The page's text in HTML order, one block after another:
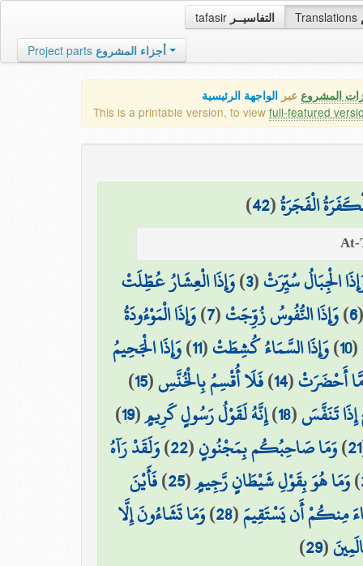
tafasir التفاسيــر Translations
Project parts أجزاء المشروع
المشروع عبر الواجهة الرئيسية
This is a printable version, to view full-featured
الْفَجَرَةُ(
42
)
الْجِبَالُ سُيِّرَتْ(
3
)وَإِذَا الْعِشَارُ عُطِّلَتْ
6
)وَإِذَا النُّفُوسُ زُوِّجَتْ(
7
)وَإِذَا الْمَوْءُودَةُ
(
10
)وَإِذَا السَّمَاءُ كُشِطَتْ(
11
)وَإِذَا الْجَحِيمُ
أَحْضَرَتْ(
14
)فَلَا أُقْسِمُ بِالْخُنَّسِ(
15
)
تَنَفَّسَ(
18
)إِنَّهُ لَقَوْلُ رَسُولٍ كَرِيمٍ(
19
)
21
)وَمَا صَاحِبُكُم بِمَجْنُونٍ(
22
)وَلَقَدْ رَآهُ
)وَمَا هُوَ بِقَوْلِ شَيْطَانٍ رَّجِيمٍ(
25
)فَأَيْنَ
مِنكُمْ أَن يَسْتَقِيمَ(
28
)وَمَا تَشَاءُونَ إِلَّا
(
29
)